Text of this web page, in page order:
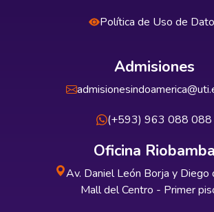
Política de Uso de
Admisiones
(+593) 963 088 088
Oficina Riobamba
Av. Daniel León Borja y Diego
Mall del Centro - Primer